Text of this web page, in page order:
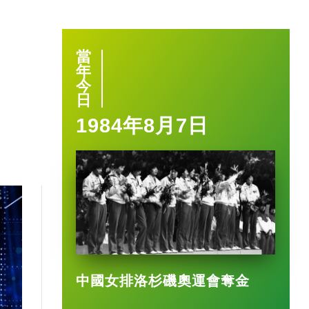
當
年
今
日
1984年8月7日
中國女排洛杉磯奧運會奪金